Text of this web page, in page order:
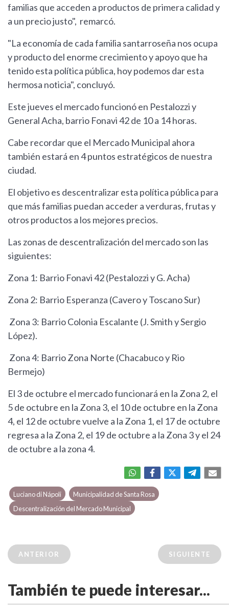
familias que acceden a productos de primera calidad y
a un precio justo", remarcó.
"La economía de cada familia santarroseña nos ocupa
y producto del enorme crecimiento y apoyo que ha
tenido esta política pública, hoy podemos dar esta
hermosa noticia", concluyó.
Este jueves el mercado funcionó en Pestalozzi y
General Acha, barrio Fonavi 42 de 10 a 14 horas.
Cabe recordar que el Mercado Municipal ahora
también estará en 4 puntos estratégicos de nuestra
ciudad.
El objetivo es descentralizar esta política pública para
que más familias puedan acceder a verduras, frutas y
otros productos a los mejores precios.
Las zonas de descentralización del mercado son las
siguientes:
Zona 1: Barrio Fonavi 42 (Pestalozzi y G. Acha)
Zona 2: Barrio Esperanza (Cavero y Toscano Sur)
Zona 3: Barrio Colonia Escalante (J. Smith y Sergio
López).
Zona 4: Barrio Zona Norte (Chacabuco y Rio
Bermejo)
El 3 de octubre el mercado funcionará en la Zona 2, el
5 de octubre en la Zona 3, el 10 de octubre en la Zona
4, el 12 de octubre vuelve a la Zona 1, el 17 de octubre
regresa a la Zona 2, el 19 de octubre a la Zona 3 y el 24
de octubre a la zona 4.
Luciano di Nápoli
Municipalidad de Santa Rosa
Descentralización del Mercado Municipal
ANTERIOR SIGUIENTE
También te puede interesar...